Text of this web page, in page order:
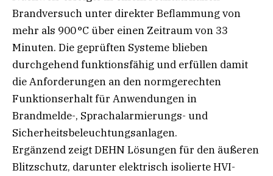
Brandversuch unter direkter Beflammung von
mehr als 900 °C über einen Zeitraum von 33
Minuten. Die geprüften Systeme blieben
durchgehend funktionsfähig und erfüllen damit
die Anforderungen an den normgerechten
Funktionserhalt für Anwendungen in
Brandmelde-, Sprachalarmierungs- und
Sicherheitsbeleuchtungsanlagen.
Ergänzend zeigt DEHN Lösungen für den äußeren
Blitzschutz, darunter elektrisch isolierte HVI-